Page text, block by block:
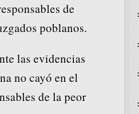
de
poblanos.
las evidencias
no cayó en el
de la peor